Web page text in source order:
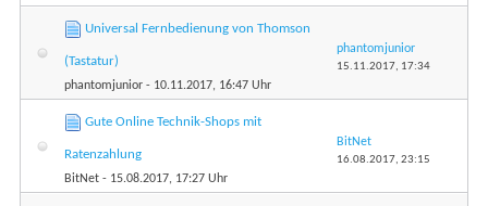
Universal Fernbedienung von Thomson
(Tastatur)
phantomjunior - 10.11.2017, 16:47 Uhr
phantomjunior
15.11.2017, 17:34
Gute Online Technik-Shops mit
Ratenzahlung
BitNet - 15.08.2017, 17:27 Uhr
BitNet
16.08.2017, 23:15